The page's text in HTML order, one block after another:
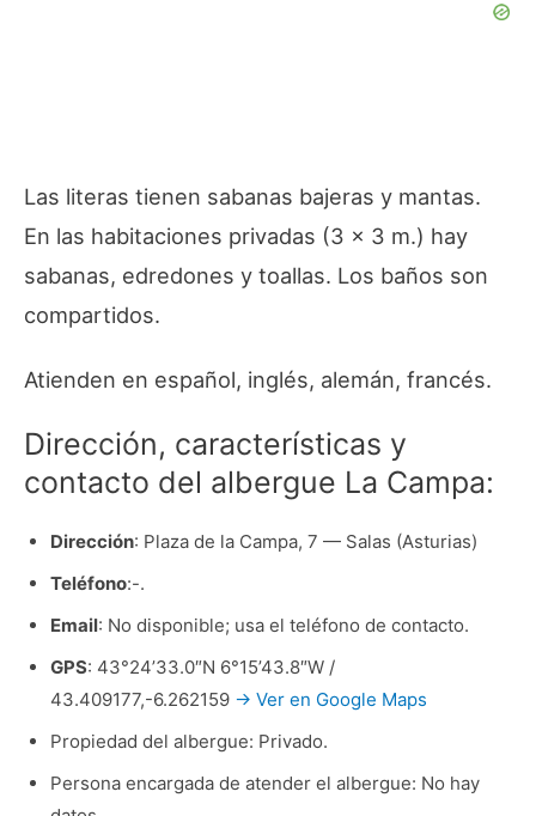
Las literas tienen sabanas bajeras y mantas.
En las habitaciones privadas (3 x 3 m.) hay
sabanas, edredones y toallas. Los baños son
compartidos.
Atienden en español, inglés, alemán, francés.
Dirección, características y
contacto del albergue La Campa:
Dirección: Plaza de la Campa, 7 — Salas (Asturias)
Teléfono:-.
Email: No disponible; usa el teléfono de contacto.
GPS: 43°24’33.0″N 6°15’43.8″W /
43.409177,-6.262159 → Ver en Google Maps
Propiedad del albergue: Privado.
Persona encargada de atender el albergue: No hay